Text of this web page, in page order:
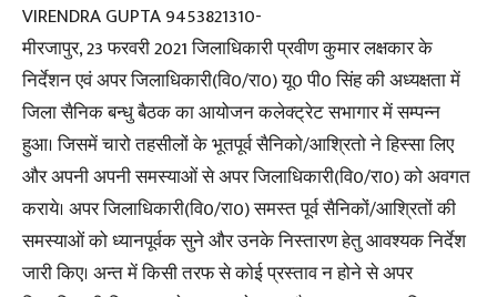
VIRENDRA GUPTA 9453821310-
मीरजापुर, 23 फरवरी 2021 जिलाधिकारी प्रवीण कुमार लक्षकार के
निर्देशन एवं अपर जिलाधिकारी(वि0/रा0) यू0 पी0 सिंह की अध्यक्षता में
जिला सैनिक बन्धु बैठक का आयोजन कलेक्ट्रेट सभागार में सम्पन्न
हुआ। जिसमें चारो तहसीलों के भूतपूर्व सैनिको/आश्रितो ने हिस्सा लिए
और अपनी अपनी समस्याओं से अपर जिलाधिकारी(वि0/रा0) को अवगत
कराये। अपर जिलाधिकारी(वि0/रा0) समस्त पूर्व सैनिकों/आश्रितों की
समस्याओं को ध्यानपूर्वक सुने और उनके निस्तारण हेतु आवश्यक निर्देश
जारी किए। अन्त में किसी तरफ से कोई प्रस्ताव न होने से अपर